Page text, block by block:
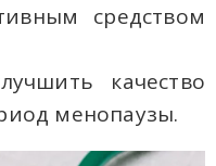
средством
качество
менопаузы.